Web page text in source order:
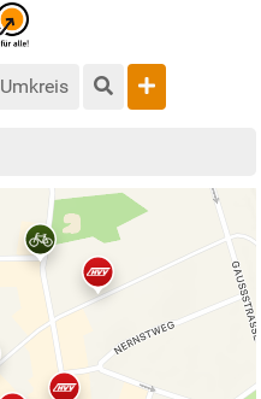
Umkreis